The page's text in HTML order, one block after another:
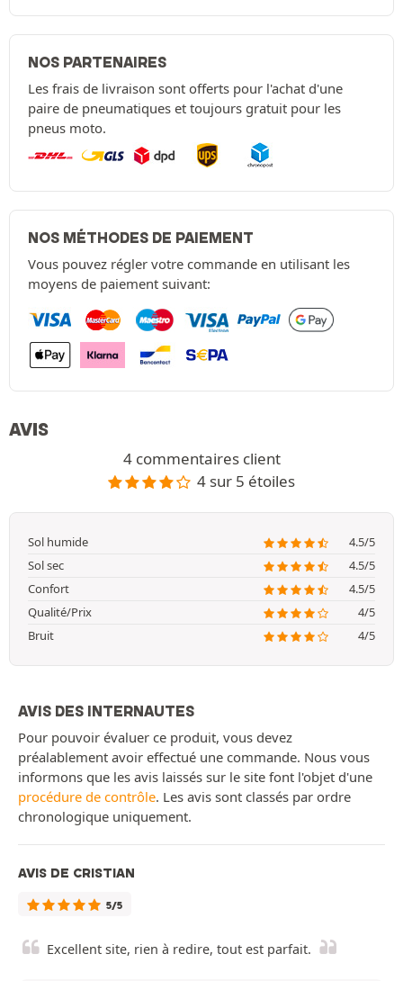
NOS PARTENAIRES
Les frais de livraison sont offerts pour l'achat d'une
paire de pneumatiques et toujours gratuit pour les
pneus moto.
NOS MÉTHODES DE PAIEMENT
Vous pouvez régler votre commande en utilisant les
moyens de paiement suivant:
AVIS
4 commentaires client
4 sur 5 étoiles
Sol humide
4.5/5
Sol sec
4.5/5
Confort
4.5/5
Qualité/Prix
4/5
Bruit
4/5
AVIS DES INTERNAUTES
Pour pouvoir évaluer ce produit, vous devez
préalablement avoir effectué une commande. Nous vous
informons que les avis laissés sur le site font l'objet d'une
procédure de contrôle. Les avis sont classés par ordre
chronologique uniquement.
AVIS DE CRISTIAN
5/5
Excellent site, rien à redire, tout est parfait.